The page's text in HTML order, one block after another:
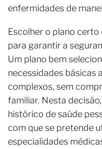
enfermidades de
Escolher o plano
para garantir a
Um plano bem
necessidades básicas
complexos, sem
familiar. Nesta
histórico de saúde
com que se pretende
especialidades